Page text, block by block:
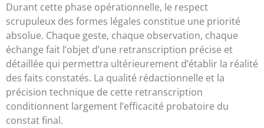
Durant cette phase opérationnelle, le respect
scrupuleux des formes légales constitue une priorité
absolue. Chaque geste, chaque observation, chaque
échange fait l’objet d’une retranscription précise et
détaillée qui permettra ultérieurement d’établir la réalité
des faits constatés. La qualité rédactionnelle et la
précision technique de cette retranscription
conditionnent largement l’efficacité probatoire du
constat final.